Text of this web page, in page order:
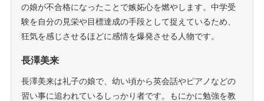
の娘が不合格になったことで嫉妬心を燃やします。中学受
験を自分の見栄や目標達成の手段として捉えているため、
狂気を感じさせるほどに感情を爆発させる人物です。
長澤美来
長澤美来は礼子の娘で、幼い頃から英会話やピアノなどの
習い事に追われているしっかり者です。もにかに勉強を教